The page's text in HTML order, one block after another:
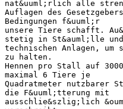
nat&uuml;rlich alle
Auflagen des
Bedingungen f&uuml;r
unsere Tiere schafft.
stetig in St&auml;lle und
technischen Anlagen, um
zu halten.
Hennen pro Stall auf
maximal 6 Tiere je
Quadratmeter nutzbarer
die F&uuml;tterung mit
ausschlie&szlig;lich